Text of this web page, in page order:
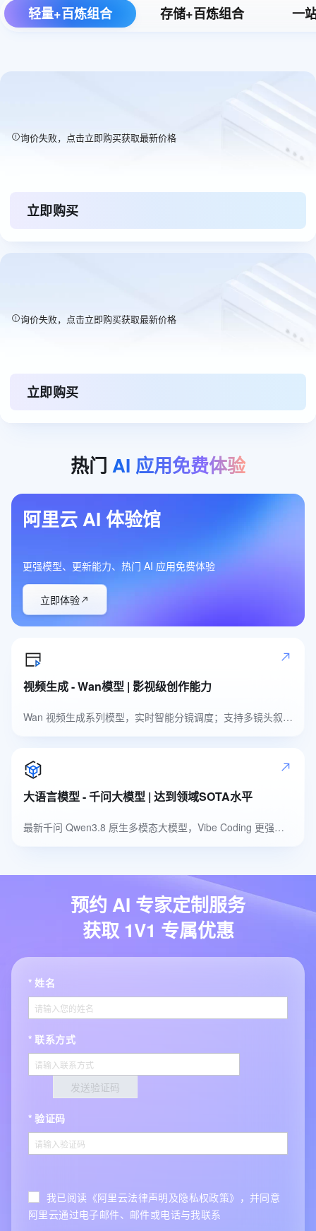
轻量+百炼组合 存储+百炼组合 一
询价失败，点击立即购买获取最新价格
立即购买
询价失败，点击立即购买获取最新价格
立即购买
热门 AI 应用免费体验
阿里云 AI 体验馆
更强模型、更新能力、热门 AI 应用免费体验
立即体验
视频生成 - Wan模型 | 影视级创作能力
Wan 视频生成系列模型，实时智能分镜调度；支持多镜头叙事，自然高品质音色
大语言模型 - 千问大模型 | 达到领域SOTA水平
最新千问 Qwen3.8 原生多模态大模型，Vibe Coding 更强，多模态识别更准
预约 AI 专家定制服务
获取 1V1 专属优惠
姓名
联系方式
发送验证码
验证码
我已阅读《阿里云法律声明及隐私权政策》，并同意
阿里云通过电子邮件、邮件或电话与我联系